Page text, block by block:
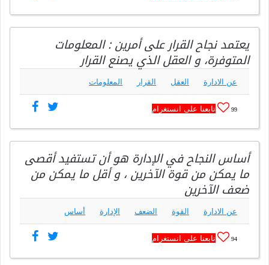
يعتمد نجاح القرار على أمرين : المعلومات
المتوفرة، و العقل الذي يصنع القرار
عن الادارة العقل القرار المعلومات
99 تابعنا على انستغرام
أساس النجاح في الإدارة هو أن تستفيد أقصى
ما يمكن من قوة الآخرين ، و أقل ما يمكن من
ضعف الآخرين
عن الادارة القوة الضعف الإدارة أساس
94 تابعنا على انستغرام